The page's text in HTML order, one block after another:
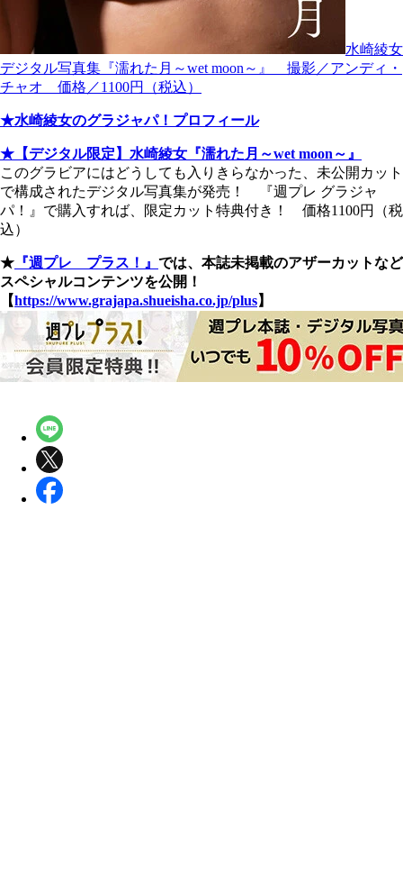
水崎綾女
デジタル写真集『濡れた月～wet moon～』 撮影／アンディ・
チャオ 価格／1100円（税込）
★水崎綾女のグラジャパ！プロフィール
★【デジタル限定】水崎綾女『濡れた月～wet moon～』
このグラビアにはどうしても入りきらなかった、未公開カット
で構成されたデジタル写真集が発売！ 『週プレ グラジャ
パ！』で購入すれば、限定カット特典付き！ 価格1100円（税
込）
★ 『週プレ プラス！』 では、本誌未掲載のアザーカットなど
スペシャルコンテンツを公開！
【https://www.grajapa.shueisha.co.jp/plus】